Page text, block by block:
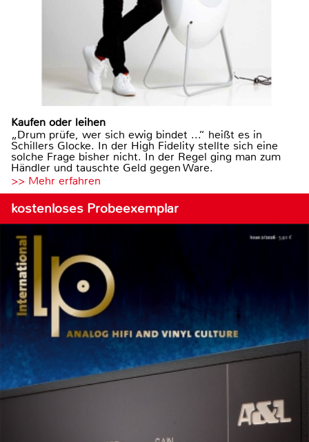
Kaufen oder leihen
„Drum prüfe, wer sich ewig bindet ...“ heißt es in
Schillers Glocke. In der High Fidelity stellte sich eine
solche Frage bisher nicht. In der Regel ging man zum
Händler und tauschte Geld gegen Ware.
>> Mehr erfahren
kostenloses Probeexemplar